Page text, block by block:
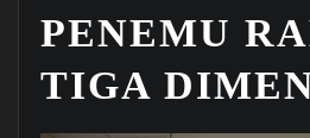
PENEMU
TIGA